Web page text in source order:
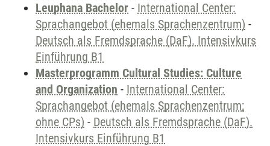
Leuphana Bachelor - International Center:
Sprachangebot (ehemals Sprachenzentrum) -
Deutsch als Fremdsprache (DaF). Intensivkurs
Einführung B1
Masterprogramm Cultural Studies: Culture
and Organization - International Center:
Sprachangebot (ehemals Sprachenzentrum;
ohne CPs) - Deutsch als Fremdsprache (DaF).
Intensivkurs Einführung B1